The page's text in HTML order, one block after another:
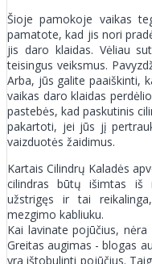
Šioje pamokoje vaikas
pamatote, kad jis nori
jis daro klaidas. Vėliau
teisingus veiksmus.
Arba, jūs galite paaiškinti,
vaikas daro klaidas
pastebės, kad paskutinis
pakartoti, jei jūs jį
vaizduotės žaidimus.
Kartais Cilindrų Kaladės
cilindras būtų išimtas iš
užstrigęs ir tai
mezgimo kabliuku.
Kai lavinate pojūčius,
Greitas augimas - blogas
yra ištobulinti pojūčius.